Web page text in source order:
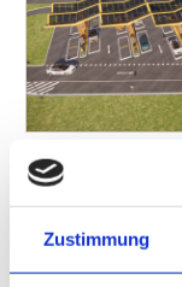
Zustimmung
Foto: Fastned
Das europäische
Rahmen einer
Agentschap Wegen